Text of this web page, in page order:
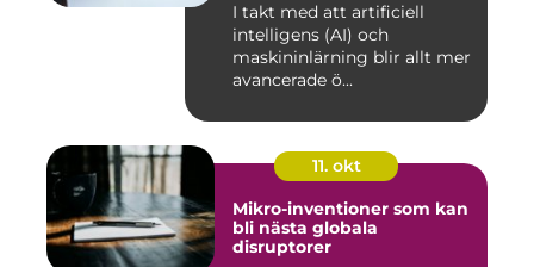
I takt med att artificiell
intelligens (AI) och
maskininlärning blir allt mer
avancerade ö...
11. okt
Mikro-inventioner som kan
bli nästa globala
disruptorer